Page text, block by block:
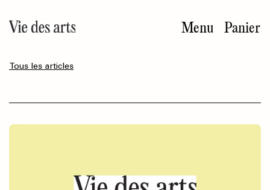
au
contenu
Menu Panier
Tous les articles